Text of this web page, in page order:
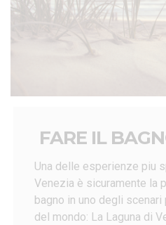
FARE IL
Una delle esperienze piu
Venezia è sicuramente la
bagno in uno degli
del mondo: La Laguna di